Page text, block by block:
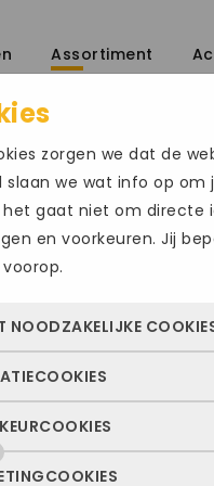
Assortiment
zorgen we dat de
slaan we wat info op om
het gaat niet om directe
en voorkeuren. Jij
NOODZAKELIJKE
cookies zorgen ervoor
actief en kunnen niet
geplaatst als jij iets
cookies zien we hoe
vandaan komen en